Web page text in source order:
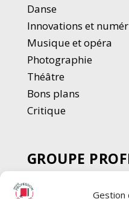
Gestion
Danse
Innovations et
Musique et opéra
Photographie
Théâtre
Bons plans
Critique
GROUPE
SPECTACLE